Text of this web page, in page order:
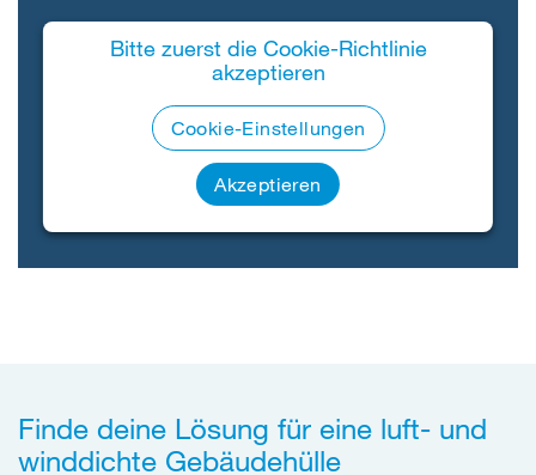
Bitte zuerst die Cookie-Richtlinie
akzeptieren
Cookie-Einstellungen
Akzeptieren
Finde deine Lösung für eine luft- und
winddichte Gebäudehülle